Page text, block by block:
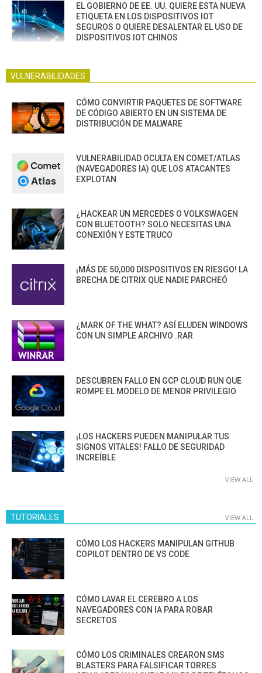
EL GOBIERNO DE EE. UU. QUIERE ESTA NUEVA
ETIQUETA EN LOS DISPOSITIVOS IOT
SEGUROS O QUIERE DESALENTAR EL USO DE
DISPOSITIVOS IOT CHINOS
VULNERABILIDADES
CÓMO CONVIRTIR PAQUETES DE SOFTWARE
DE CÓDIGO ABIERTO EN UN SISTEMA DE
DISTRIBUCIÓN DE MALWARE
VULNERABILIDAD OCULTA EN COMET/ATLAS
(NAVEGADORES IA) QUE LOS ATACANTES
EXPLOTAN
¿HACKEAR UN MERCEDES O VOLKSWAGEN
CON BLUETOOTH? SOLO NECESITAS UNA
CONEXIÓN Y ESTE TRUCO
¡MÁS DE 50,000 DISPOSITIVOS EN RIESGO! LA
BRECHA DE CITRIX QUE NADIE PARCHEÓ
¿MARK OF THE WHAT? ASÍ ELUDEN WINDOWS
CON UN SIMPLE ARCHIVO .RAR
DESCUBREN FALLO EN GCP CLOUD RUN QUE
ROMPE EL MODELO DE MENOR PRIVILEGIO
¡LOS HACKERS PUEDEN MANIPULAR TUS
SIGNOS VITALES! FALLO DE SEGURIDAD
INCREÍBLE
VIEW ALL
TUTORIALES VIEW ALL
CÓMO LOS HACKERS MANIPULAN GITHUB
COPILOT DENTRO DE VS CODE
CÓMO LAVAR EL CEREBRO A LOS
NAVEGADORES CON IA PARA ROBAR
SECRETOS
CÓMO LOS CRIMINALES CREARON SMS
BLASTERS PARA FALSIFICAR TORRES